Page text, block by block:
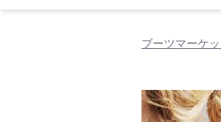
ブーツマーケ